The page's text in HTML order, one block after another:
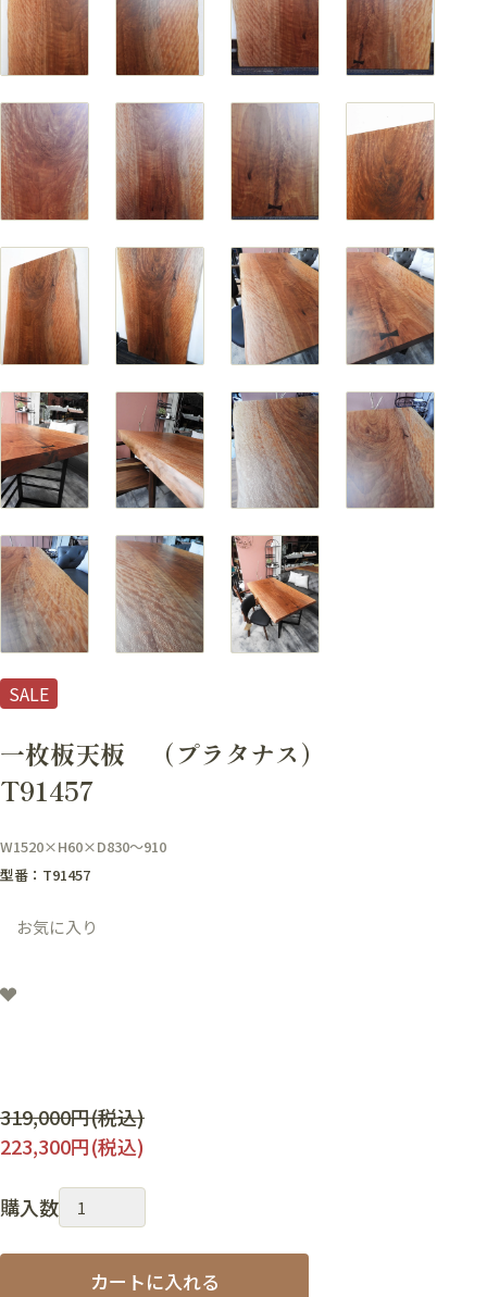
SALE
一枚板天板 （プラタナス）
T91457
W1520×H60×D830～910
型番：T91457
お気に入り
通
常
格
319,000円(税込)
223,300円(税込)
購入数
カートに入れる